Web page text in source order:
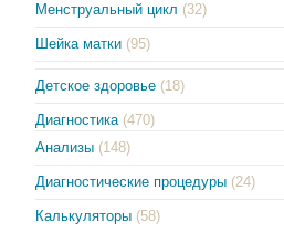
Менструальный цикл (32)
Шейка матки (95)
Детское здоровье (18)
Диагностика (470)
Анализы (148)
Диагностические процедуры (24)
Калькуляторы (58)